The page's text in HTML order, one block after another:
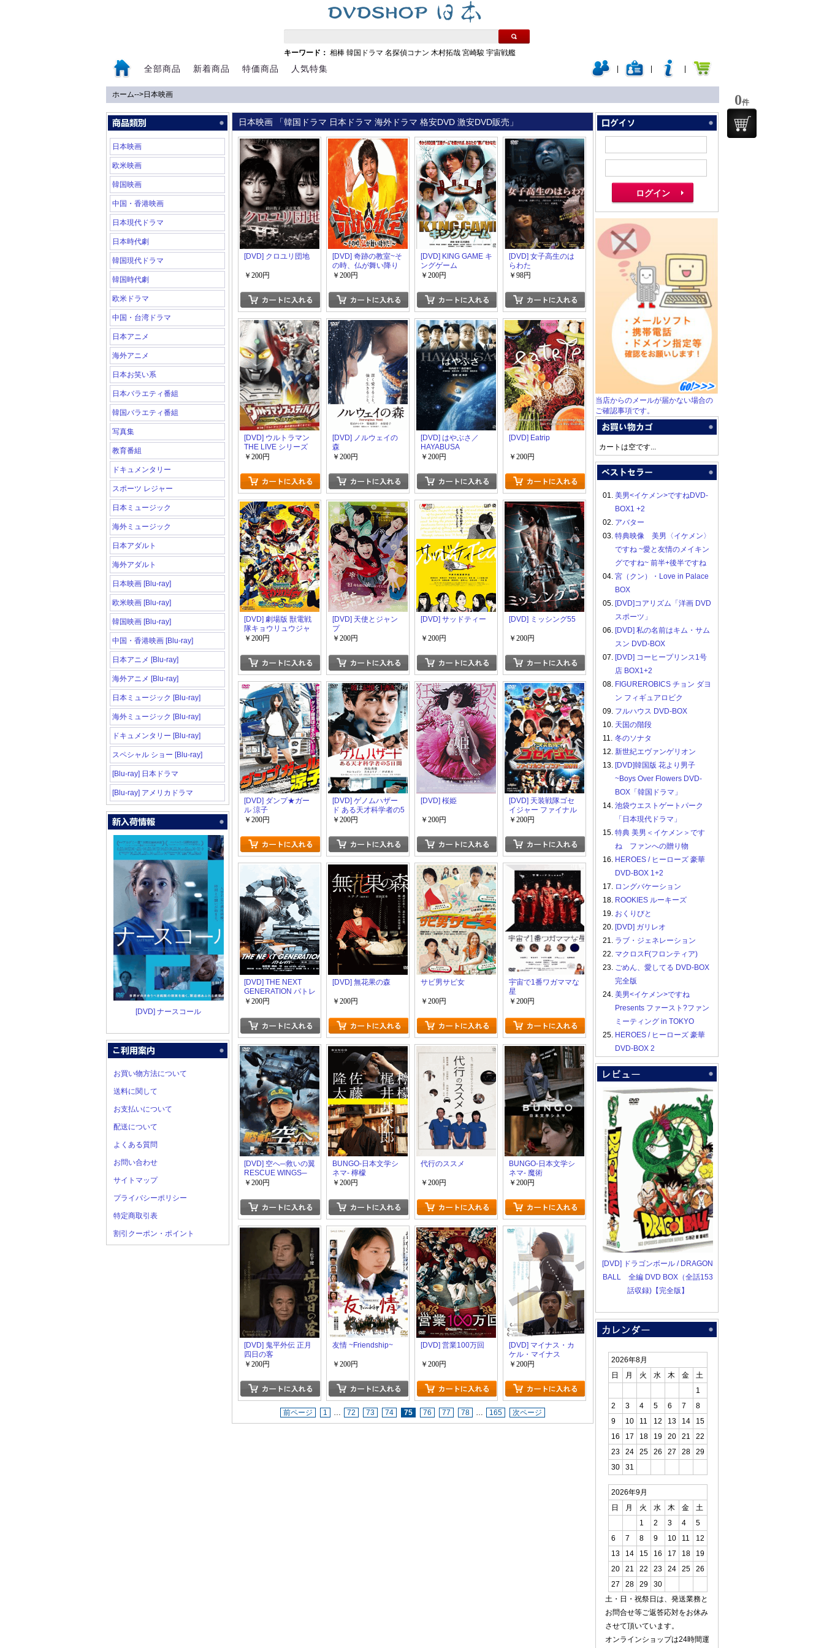
キーワード： 相棒 韓国ドラマ 名探偵コナン 木村拓哉 宮崎駿 宇宙戦艦
全部商品 新着商品 特価商品 人気特集
ホーム-->日本映画
日本映画
欧米映画
韓国映画
中国・香港映画
日本現代ドラマ
日本時代劇
韓国現代ドラマ
韓国時代劇
欧米ドラマ
中国・台湾ドラマ
日本アニメ
海外アニメ
日本お笑い系
日本バラエティ番組
韓国バラエティ番組
写真集
教育番組
ドキュメンタリー
スポーツ レジャー
日本ミュージック
海外ミュージック
日本アダルト
海外アダルト
日本映画 [Blu-ray]
欧米映画 [Blu-ray]
韓国映画 [Blu-ray]
中国・香港映画 [Blu-ray]
日本アニメ [Blu-ray]
海外アニメ [Blu-ray]
日本ミュージック [Blu-ray]
海外ミュージック [Blu-ray]
ドキュメンタリー [Blu-ray]
スペシャル ショー [Blu-ray]
[Blu-ray] 日本ドラマ
[Blu-ray] アメリカドラマ
[DVD] ナースコール
お買い物方法について
送料に関して
お支払いについて
配送について
よくある質問
お問い合わせ
サイトマップ
プライバシーポリシー
特定商取引表
割引クーポン・ポイント
日本映画 「韓国ドラマ 日本ドラマ 海外ドラマ 格安DVD 激安DVD販売」
[DVD] クロユリ団地
￥200円
[DVD] 奇跡の教室~そ
の時、仏が舞い降り
た！~
￥200円
[DVD] KING GAME キ
ングゲーム
￥200円
[DVD] 女子高生のは
らわた
￥98円
[DVD] ウルトラマン
THE LIVE シリーズ
ウルトラマンフェス
「ウルトラセブン 進
め銀河の果てまでも!
」「邦画DVD 特撮ド
ラマ」
￥200円
[DVD] ノルウェイの
森
￥200円
[DVD] はやぶさ／
HAYABUSA
￥200円
[DVD] Eatrip
￥200円
[DVD] 劇場版 獣電戦
隊キョウリュウジャ
ー ガブリンチョ・オ
￥200円
[DVD] 天使とジャン
プ
￥200円
[DVD] サッドティー
￥200円
[DVD] ミッシング55
￥200円
[DVD] ダンプ★ガー
ル 涼子
￥200円
[DVD] ゲノムハザー
ド ある天才科学者の5
日間
￥200円
[DVD] 桜姫
￥200円
[DVD] 天装戦隊ゴセ
イジャー ファイナル
ライブツアー2011
￥200円
[DVD] THE NEXT
GENERATION パトレ
イバー/第5章
￥200円
[DVD] 無花果の森
￥200円
サビ男サビ女
￥200円
宇宙で1番ワガママな
星
￥200円
[DVD] 空へ─救いの翼
RESCUE WINGS─
￥200円
BUNGO-日本文学シ
ネマ- 檸檬
￥200円
代行のススメ
￥200円
BUNGO-日本文学シ
ネマ- 魔術
￥200円
[DVD] 鬼平外伝 正月
四日の客
￥200円
友情 ~Friendship~
￥200円
[DVD] 営業100万回
￥200円
[DVD] マイナス・カ
ケル・マイナス
￥200円
前ページ 1 … 72 73 74 75 76 77 78 … 165 次ページ
当店からのメールが届かない場合の
ご確認事項です。
カートは空です...
01. 美男<イケメン>ですねDVD-
BOX1 +2
02. アバター
03. 特典映像 美男〈イケメン〉
ですね ~愛と友情のメイキン
グですね~ 前半+後半ですね
04. 宮（クン）・Love in Palace
BOX
05. [DVD]コアリズム「洋画 DVD
スポーツ」
06. [DVD] 私の名前はキム・サム
スン DVD-BOX
07. [DVD] コーヒープリンス1号
店 BOX1+2
08. FIGUREROBICS チョン ダヨ
ン フィギュアロビク
09. フルハウス DVD-BOX
10. 天国の階段
11. 冬のソナタ
12. 新世紀エヴァンゲリオン
13. [DVD]韓国版 花より男子
~Boys Over Flowers DVD-
BOX「韓国ドラマ」
14. 池袋ウエストゲートパーク
「日本現代ドラマ」
15. 特典 美男＜イケメン＞です
ね ファンへの贈り物
16. HEROES / ヒーローズ 豪華
DVD-BOX 1+2
17. ロングバケーション
18. ROOKIES ルーキーズ
19. おくりびと
20. [DVD] ガリレオ
21. ラブ・ジェネレーション
22. マクロスF(フロンティア)
23. ごめん、愛してる DVD-BOX
完全版
24. 美男<イケメン>ですね
Presents ファースト?ファン
ミーティング in TOKYO
25. HEROES / ヒーローズ 豪華
DVD-BOX 2
[DVD] ドラゴンボール / DRAGON
BALL 全編 DVD BOX（全話153
話収録)【完全版】
2026年8月
日
月 火 水 木 金
土
1
2
3 4 5 6 7
8
9
10 11 12 13 14
15
16
17 18 19 20 21
22
23
24 25 26 27 28
29
30
31
2026年9月
日
月 火 水 木 金
土
1
2 3 4
5
6
7 8 9 10 11
12
13
14 15 16 17 18
19
20
21 22 23 24 25
26
27
28 29
30
土・日・祝祭日は、発送業務と
お問合せ等ご返答応対をお休み
させて頂いています。
オンラインショップは24時間運
0件
0